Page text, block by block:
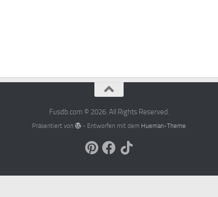
Fusdb.com © 2026. All Rights Reserved.
Präsentiert von - Entworfen mit dem Hueman-Theme